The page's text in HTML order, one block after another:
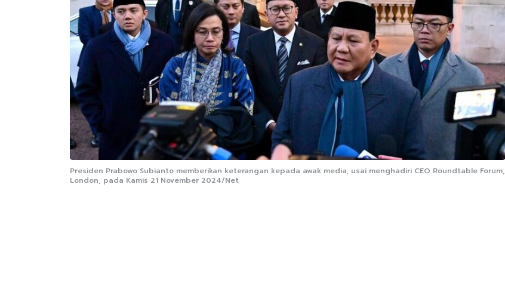
Presiden Prabowo Subianto memberikan keterangan kepada awak media, usai menghadiri CEO Roundtable Forum,
London, pada Kamis 21 November 2024/Net